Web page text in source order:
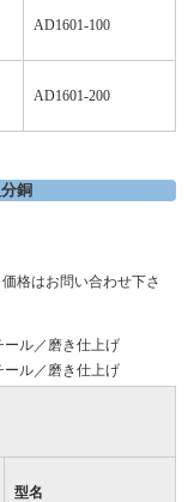
AD1601-100
AD1601-200
銅
格はお問い合わせ下さ
ール／磨き仕上げ
ール／磨き仕上げ
型名